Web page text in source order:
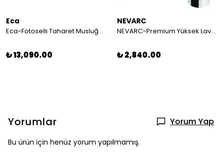
Eca
Eca-Fotoselli Taharet Musluğu - Pilli - Sıva Altı
₺ 13,090.00
NEVARC
NEVARC-Premium Yüksek Lavabo Bataryası 832525
₺ 2,840.00
Yorumlar Yorum Yap
Bu ürün için henüz yorum yapılmamış.